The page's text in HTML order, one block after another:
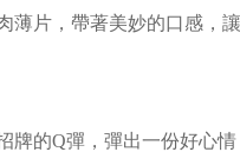
片，帶著美妙的口感，讓
的Q彈，彈出一份好心情